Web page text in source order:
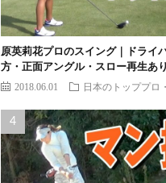
原英莉花プロのスイング｜ドライ
方・正面アングル・スロー再生あ
2018.06.01 日本のトッププロ